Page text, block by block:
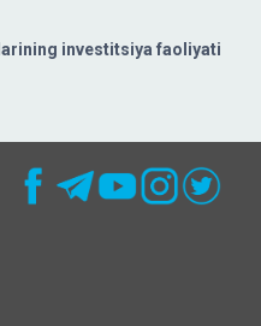
investitsiya faoliyati